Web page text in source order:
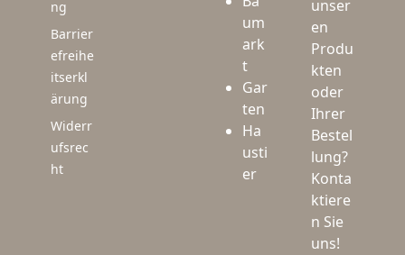
ng
Barrier
efreihe
itserkl
ärung
Widerr
ufsrec
ht
um
ark
t
Gar
ten
Ha
usti
er
unser
en
Produ
kten
oder
Ihrer
Bestel
lung?
Konta
ktiere
n Sie
uns!